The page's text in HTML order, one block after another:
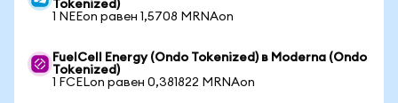
Tokenized)
1 NEEon равен 1,5708 MRNAon
FuelCell Energy (Ondo Tokenized) в Moderna (Ondo
Tokenized)
1 FCELon равен 0,381822 MRNAon